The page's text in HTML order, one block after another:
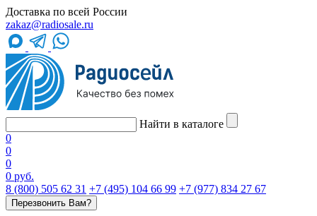
Доставка по всей России
zakaz@radiosale.ru
Найти в каталоге
0
0
0
0 руб.
8 (800) 505 62 31 +7 (495) 104 66 99 +7 (977) 834 27 67
Перезвонить Вам?